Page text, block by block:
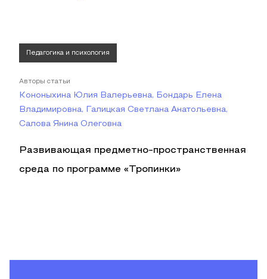
Педагогика и психология
Авторы статьи
Кононыхина Юлия Валерьевна, Бондарь Елена
Владимировна, Галицкая Светлана Анатольевна,
Салова Янина Олеговна
Развивающая предметно-пространственная
среда по программе «Тропинки»